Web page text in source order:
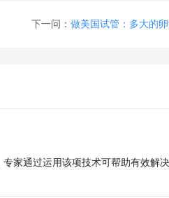
下一问： 做美国试管：多大的
家通过运用该项技术可帮助有效解